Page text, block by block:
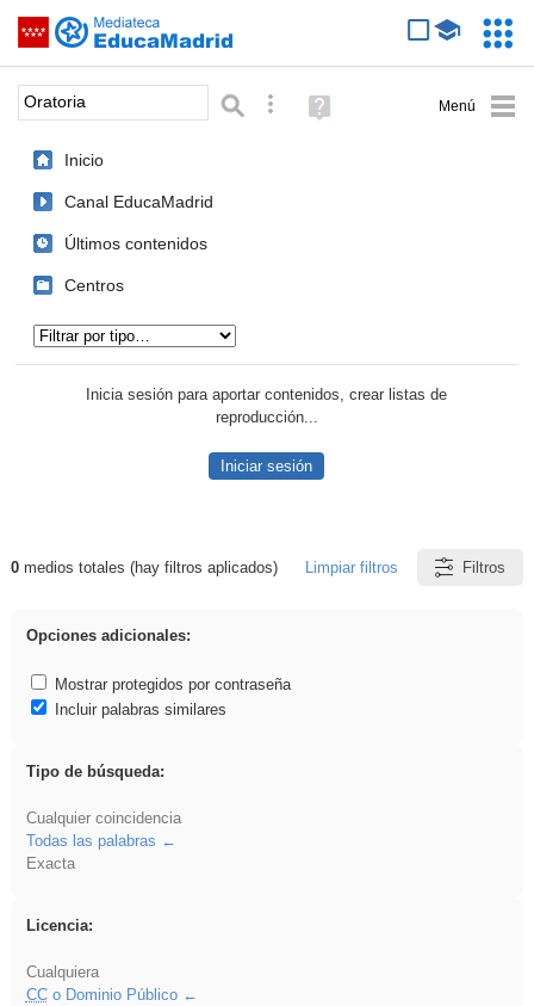
Saltar navegación
Palabra o frase: Búsqueda avanzada
Ayuda
(en
Inicio
Canal EducaMadrid
Últimos contenidos
Centros
Inicia sesión para aportar contenidos, crear listas de
reproducción...
Iniciar sesión
Resultados de: Oratoria
0medios totales (hay filtros aplicados) Limpiar filtros Filtros
Opciones adicionales:
Mostrar protegidos por contraseña
Incluir palabras similares
Tipo de búsqueda:
Cualquier coincidencia
Todas las palabras
Exacta
Licencia:
Cualquiera
CCo Dominio Público